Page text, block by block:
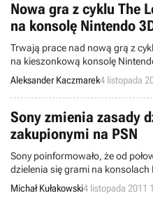
Nowa gra z cyklu The
na konsolę Nintendo
Trwają prace nad nową grą z
na kieszonkową konsolę
członków słynnej Grupy 3 EAD,
zapewnił, że nie będzie to
wydanych na starsze platformy
projekt.
Aleksander Kaczmarek4 listopada
Sony zmienia zasady
zakupionymi na PSN
Sony poinformowało, że od
dzielenia się grami na konsolach
aktywowane na tym samym
Michał Kułakowski4 listopada 2011